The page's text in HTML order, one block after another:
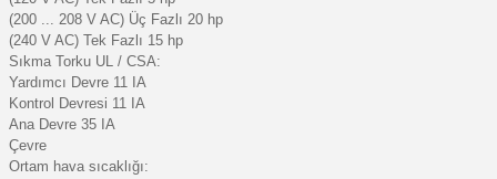
(200 ... 208 V AC) Üç Fazlı 20 hp
(240 V AC) Tek Fazlı 15 hp
Sıkma Torku UL / CSA:
Yardımcı Devre 11 IA
Kontrol Devresi 11 IA
Ana Devre 35 IA
Çevre
Ortam hava sıcaklığı: